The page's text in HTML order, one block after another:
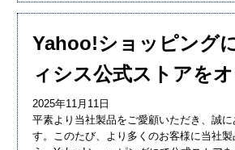
Yahoo!ショッピング
ィシス公式ストアをオ
2025年11月11日
平素より当社製品をご愛顧いただき、誠に
す。このたび、より多くのお客様に当社製